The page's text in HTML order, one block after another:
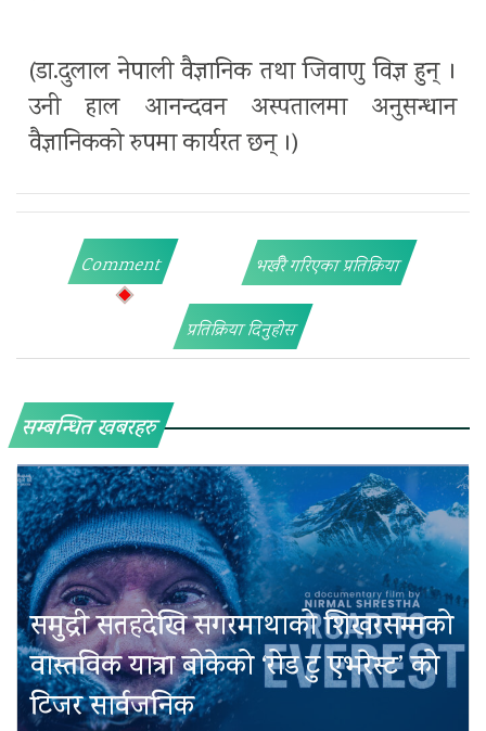
(डा.दुलाल नेपाली वैज्ञानिक तथा जिवाणु विज्ञ हुन् ।
उनी हाल आनन्दवन अस्पतालमा अनुसन्धान
वैज्ञानिकको रुपमा कार्यरत छन् ।)
Comment भर्खरै गरिएका प्रतिक्रिया
प्रतिक्रिया दिनुहोस
सम्बन्धित खबरहरु
समुद्री सतहदेखि सगरमाथाको शिखरसम्मको
वास्तविक यात्रा बोकेको ‘रोड टु एभरेस्ट’ को
टिजर सार्वजनिक